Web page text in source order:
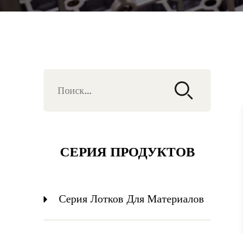
СЕРИЯ ПРОДУКТОВ
Серия Лотков Для Материалов